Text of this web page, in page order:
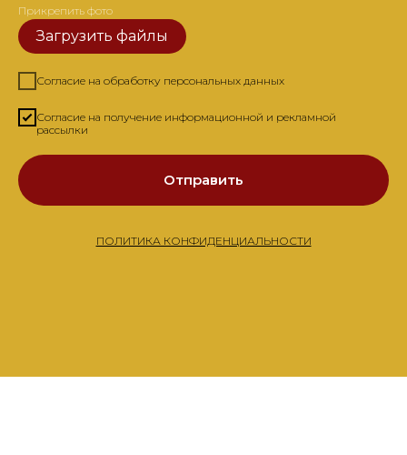
Прикрепить фото
Загрузить файлы
Согласие на обработку персональных данных
Согласие на получение информационной и рекламной
рассылки
Отправить
ПОЛИТИКА КОНФИДЕНЦИАЛЬНОСТИ